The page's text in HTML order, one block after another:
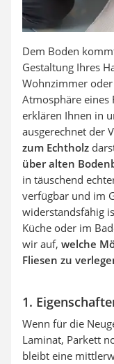
Dem Boden
Gestaltung Ihres
Wohnzimmer
Atmosphäre eines
erklären Ihnen in
ausgerechnet der
zum Echtholz
über alten
in täuschend
verfügbar und im
widerstandsfähig
Küche oder im
wir auf, welche
Fliesen zu
1.
Wenn für die
Laminat, Parkett
bleibt eine